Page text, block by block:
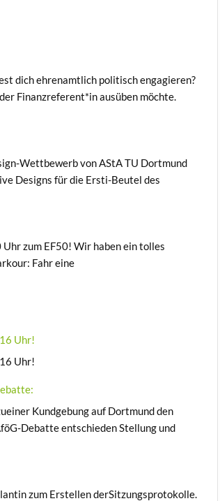
dich ehrenamtlich politisch engagieren?
Finanzreferent*in ausüben möchte.
Wettbewerb von AStA TU Dortmund
Designs für die Ersti-Beutel des
zum EF50! Wir haben ein tolles
Fahr eine
Uhr!
Uhr!
Kundgebung auf Dortmund den
Debatte entschieden Stellung und
zum Erstellen derSitzungsprotokolle.